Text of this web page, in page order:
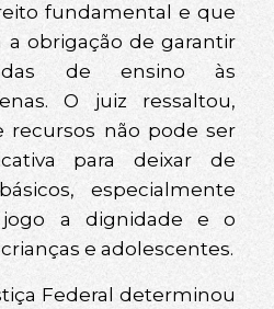
fundamental e que
obrigação de garantir
de ensino às
O juiz ressaltou,
recursos não pode ser
para deixar de
especialmente
a dignidade e o
e adolescentes.
Federal determinou